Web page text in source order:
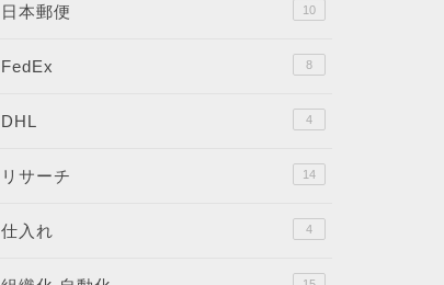
日本郵便 10
FedEx 8
DHL 4
リサーチ 14
仕入れ 4